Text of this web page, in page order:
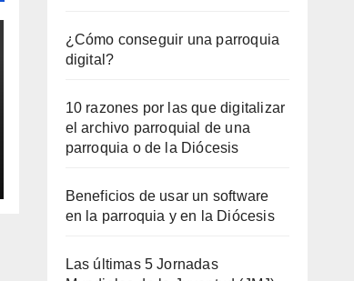
¿Cómo conseguir una parroquia
digital?
10 razones por las que digitalizar
el archivo parroquial de una
parroquia o de la Diócesis
Beneficios de usar un software
en la parroquia y en la Diócesis
Las últimas 5 Jornadas